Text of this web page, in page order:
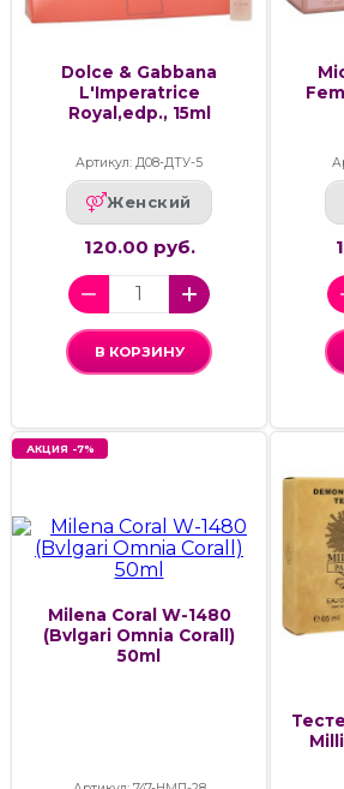
Dolce & Gabbana
L'Imperatrice
Royal,edp., 15ml
Артикул: Д08-ДТУ-5
Женский
120.00 руб.
В КОРЗИНУ
АКЦИЯ -7%
Milena Coral W-1480
(Bvlgari Omnia Corall)
50ml